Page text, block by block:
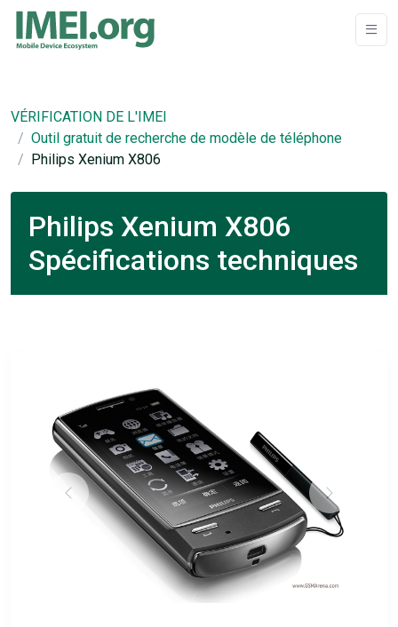
VÉRIFICATION DE L'IMEI
Outil gratuit de recherche de modèle de téléphone
Philips Xenium X806
Philips Xenium X806
Spécifications techniques